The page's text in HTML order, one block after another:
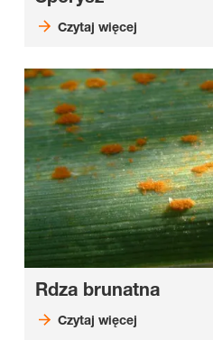
Czytaj więcej
Rdza brunatna
Czytaj więcej